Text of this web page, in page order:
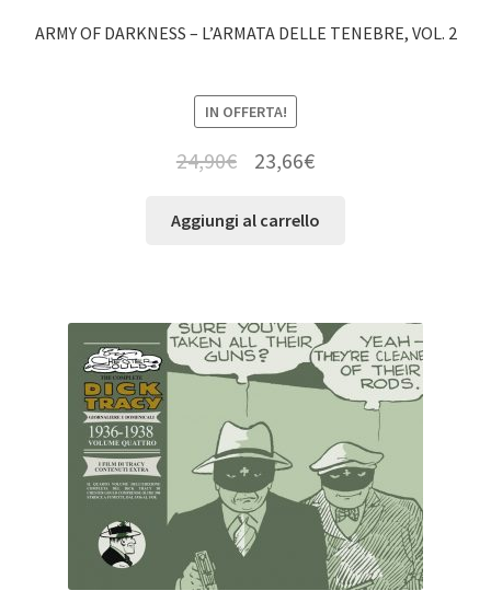
ARMY OF DARKNESS – L’ARMATA DELLE TENEBRE, VOL. 2
IN OFFERTA!
24,90€ 23,66€
Aggiungi al carrello